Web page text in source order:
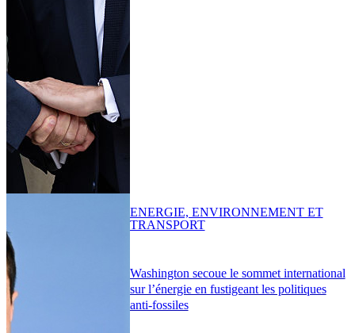
Washington secoue le sommet international
sur l’énergie en fustigeant les politiques
anti-fossiles
ENERGIE, ENVIRONNEMENT ET
TRANSPORT